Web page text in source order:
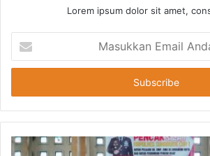
Lorem ipsum dolor sit amet,
Email
Anda